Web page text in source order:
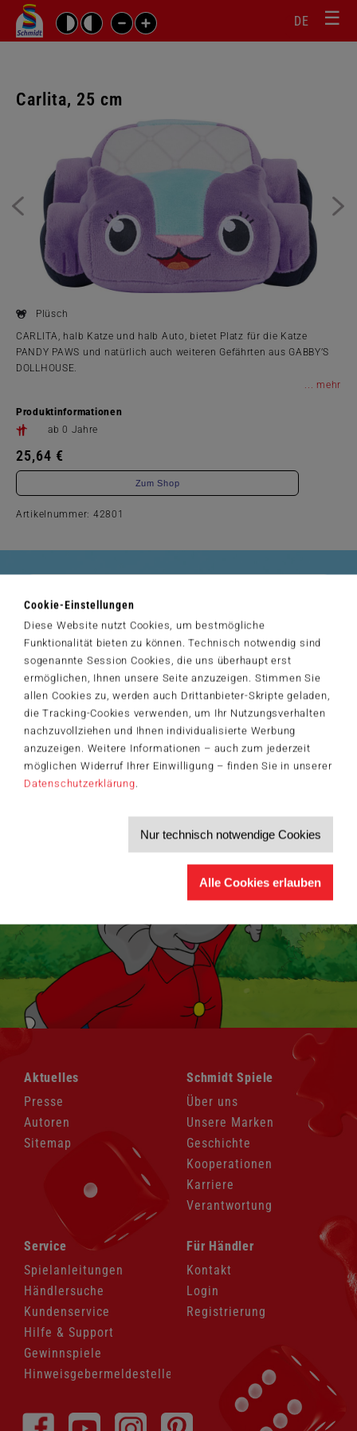
Cookie-Einstellungen
Diese Website nutzt Cookies, um bestmögliche
Funktionalität bieten zu können. Technisch notwendig sind
sogenannte Session Cookies, die uns überhaupt erst
ermöglichen, Ihnen unsere Seite anzuzeigen. Stimmen Sie
allen Cookies zu, werden auch Drittanbieter-Skripte geladen,
die Tracking-Cookies verwenden, um Ihr Nutzungsverhalten
nachzuvollziehen und Ihnen individualisierte Werbung
anzuzeigen. Weitere Informationen – auch zum jederzeit
möglichen Widerruf Ihrer Einwilligung – finden Sie in unserer
Datenschutzerklärung.
Nur technisch notwendige Cookies
Alle Cookies erlauben
☰
DE
Suchbegriffe
Carlita, 25 cm
Plüsch
CARLITA, halb Katze und halb Auto, bietet Platz für die Katze
PANDY PAWS und natürlich auch weiteren Gefährten aus GABBY’S
DOLLHOUSE.
...
Produktinformationen
ab 0 Jahre
25,64 €
Zum Shop
Artikelnummer: 42801
Jetzt anmelden und 5€ Willkommensrabatt sichern
Bleiben Sie auf dem Laufenden zu Neuheiten, Trends und aktuellen
Themen rund um Schmidt ®
Spiele – und sichern Sie sich einen
Willkommensgutschein in Höhe von 5€ für Ihren nächsten Einkauf im
Schmidt-Spiele-Shop.
Produktneuheiten und Sortimentserweiterungen
Aktuelle Themen und Trends aus der Spielewelt
Informationen zu Veranstaltungen und Aktionen
Service-Informationen, z.B. zur Ersatzteilversorgung
jederzeit über denAbmeldelinkmöglich.
Hiermit akzeptiere ich die
>
überspringen
Aktuelles
Presse
Autoren
Sitemap
Navigation
überspringen
Schmidt Spiele
Über uns
Unsere Marken
Geschichte
Kooperationen
Karriere
Verantwortung
Navigation
überspringen
Service
Spielanleitungen
Händlersuche
Kundenservice
Hilfe & Support
Gewinnspiele
Hinweisgebermeldestelle
Navigation
überspringen
Für Händler
Kontakt
Login
Registrierung
überspringen